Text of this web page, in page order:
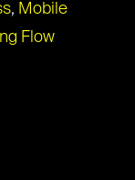
, Mobile
Flow